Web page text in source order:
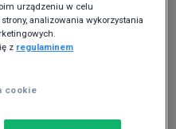
urządzeniu w celu
analizowania wykorzystania
z regulaminem
cookie